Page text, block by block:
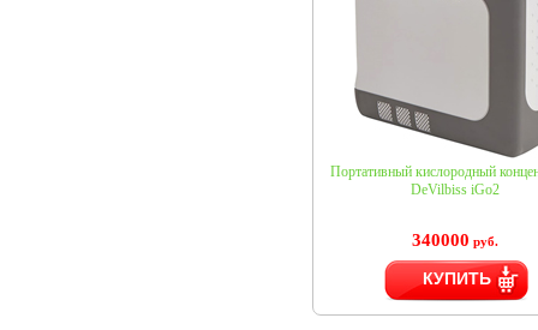
Портативный кислородный
DeVilbiss iGo2
340000 руб.
КУПИТЬ